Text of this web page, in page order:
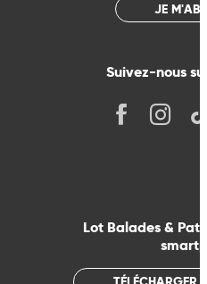
JE
Suivez-nous
Lot Balades &